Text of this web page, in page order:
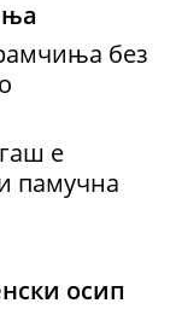
без
е
памучна
осип